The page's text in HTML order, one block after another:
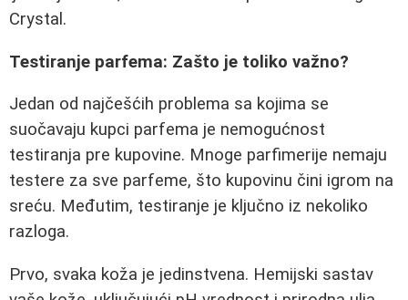
Crystal.
Testiranje parfema: Zašto je toliko važno?
Jedan od najčešćih problema sa kojima se
suočavaju kupci parfema je nemogućnost
testiranja pre kupovine. Mnoge parfimerije nemaju
testere za sve parfeme, što kupovinu čini igrom na
sreću. Međutim, testiranje je ključno iz nekoliko
razloga.
Prvo, svaka koža je jedinstvena. Hemijski sastav